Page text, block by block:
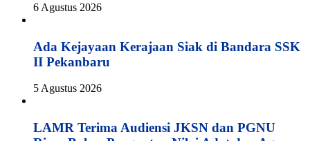
6 Agustus 2026
Ada Kejayaan Kerajaan Siak di Bandara SSK
II Pekanbaru
5 Agustus 2026
LAMR Terima Audiensi JKSN dan PGNU